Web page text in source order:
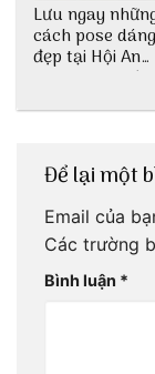
Lưu ngay
cách pose dáng
đẹp tại Hội An
cho dân nghiện
Để lại một
Email của
Các trường
Bình luận *